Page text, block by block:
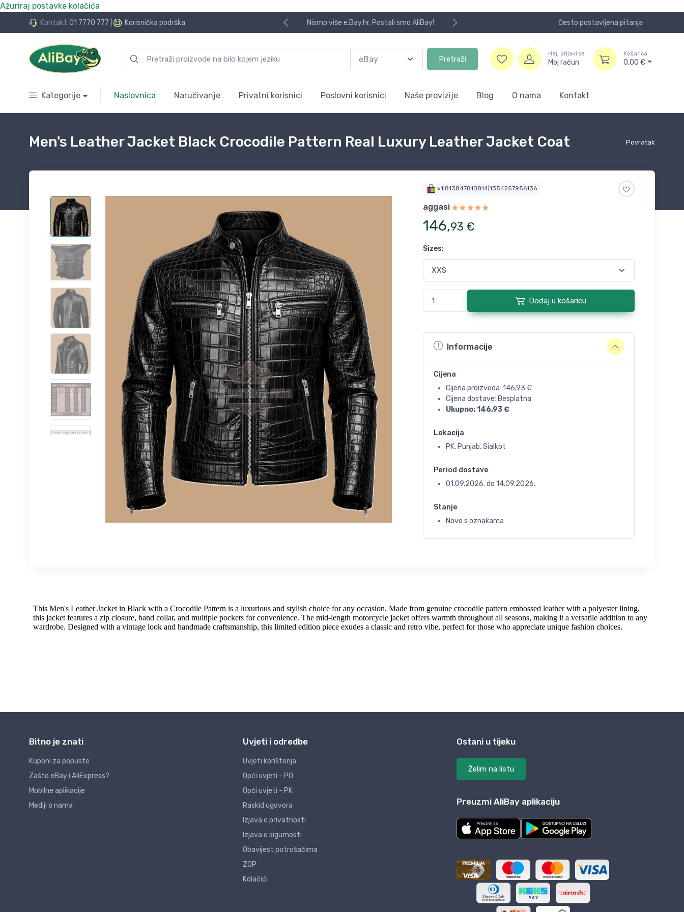
Ažuriraj postavke kolačića
Kontakt 01 7770 777 Korisnička podrška
24 rate bez kamata Nismo više e.Bay.hr. Postali smo AliBay! Često postavljena pitanja
Pretraži
Hej, prijavi se
Moj račun
Košarica
0,00 €
Kategorije Naslovnica Naručivanje Privatni korisnici Poslovni korisnici Naše provizije Blog O nama Kontakt
Povratak
Men's Leather Jacket Black Crocodile Pattern Real Luxury Leather Jacket Coat
v1|813847810814|1354257956136
aggasi
146,93 €
Sizes:
Dodaj u košaricu
Informacije
Cijena
Cijena proizvoda: 146,93 €
Cijena dostave: Besplatna
Ukupno:146,93€
Lokacija
PK, Punjab, Sialkot
Period dostave
01.09.2026. do 14.09.2026.
Stanje
Novo s oznakama
Bitno je znati
Kuponi za popuste
Zašto eBay i AliExpress?
Mobilne aplikacije
Mediji o nama
Uvjeti i odredbe
Uvjeti korištenja
Opći uvjeti - PO
Opći uvjeti - PK
Raskid ugovora
Izjava o privatnosti
Izjava o sigurnosti
Obavijest potrošačima
ZOP
Kolačići
Ostani u tijeku
Želim na listu
Preuzmi AliBay aplikaciju